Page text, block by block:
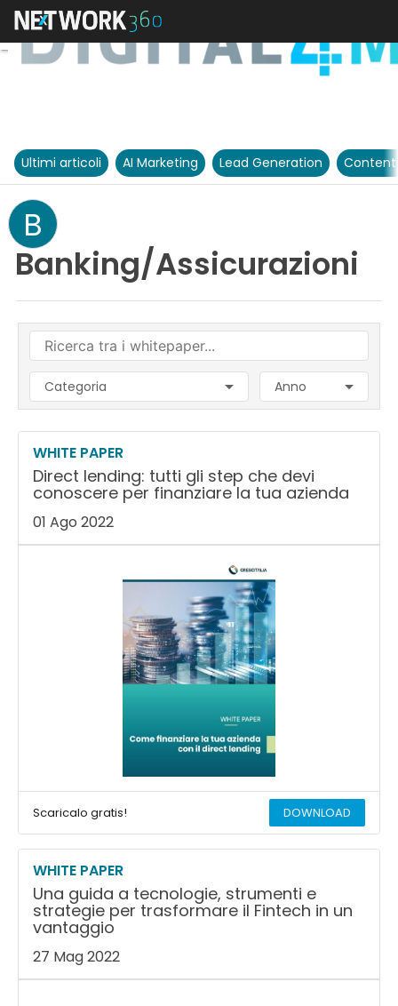
Ultimi articoli AI Marketing Lead Generation
B
Banking/Assicurazioni
Categoria Anno
WHITE PAPER
Direct lending: tutti gli step che devi
conoscere per finanziare la tua azienda
01 Ago 2022
Scaricalo gratis! DOWNLOAD
WHITE PAPER
Una guida a tecnologie, strumenti e
strategie per trasformare il Fintech in un
vantaggio
27 Mag 2022